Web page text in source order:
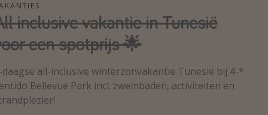
inclusive vakantie in Tunesië
een spotprijs 🌟
daagse all-inclusive winterzonvakantie Tunesië bij 4-*
Bellevue Park incl. zwembaden, activiteiten en